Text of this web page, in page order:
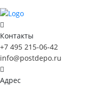
Контакты
+7 495 215-06-42
info@postdepo.ru
Адрес